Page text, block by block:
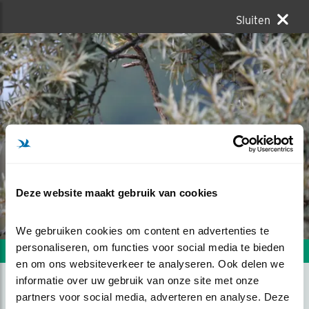
Deze website maakt gebruik van cookies
We gebruiken cookies om content en advertenties te
personaliseren, om functies voor social media te bieden
en om ons websiteverkeer te analyseren. Ook delen we
informatie over uw gebruik van onze site met onze
partners voor social media, adverteren en analyse. Deze
Sluiten
Volgende foto Vorige foto